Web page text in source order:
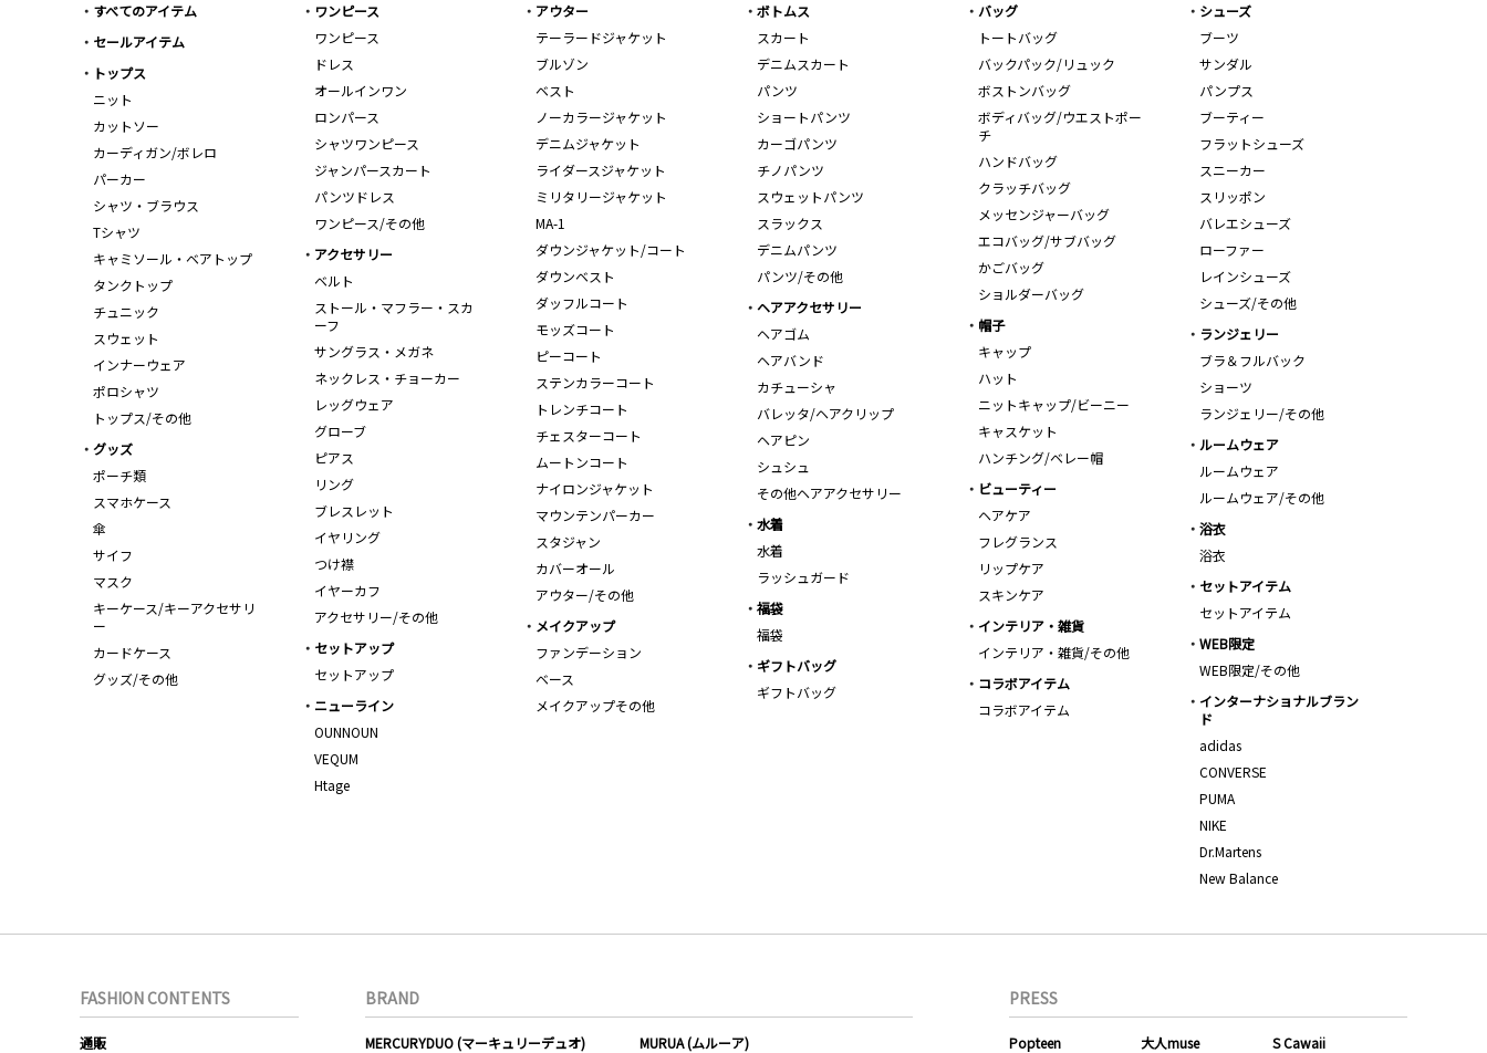
すべてのアイテム
セールアイテム
トップス
ニット
カットソー
カーディガン/ボレロ
パーカー
シャツ・ブラウス
Tシャツ
キャミソール・ベアトップ
タンクトップ
チュニック
スウェット
インナーウェア
ポロシャツ
トップス/その他
ワンピース
ワンピース
ドレス
オールインワン
ロンパース
シャツワンピース
ジャンパースカート
パンツドレス
ワンピース/その他
アウター
テーラードジャケット
ブルゾン
ベスト
ノーカラージャケット
デニムジャケット
ライダースジャケット
ミリタリージャケット
MA-1
ダウンジャケット/コート
ダウンベスト
ダッフルコート
モッズコート
ピーコート
ステンカラーコート
トレンチコート
チェスターコート
ムートンコート
ナイロンジャケット
マウンテンパーカー
スタジャン
カバーオール
アウター/その他
ボトムス
スカート
デニムスカート
パンツ
ショートパンツ
カーゴパンツ
チノパンツ
スウェットパンツ
スラックス
デニムパンツ
パンツ/その他
バッグ
トートバッグ
バックパック/リュック
ボストンバッグ
ボディバッグ/ウエストポー
チ
ハンドバッグ
クラッチバッグ
メッセンジャーバッグ
エコバッグ/サブバッグ
かごバッグ
ショルダーバッグ
シューズ
ブーツ
サンダル
パンプス
ブーティー
フラットシューズ
スニーカー
スリッポン
バレエシューズ
ローファー
レインシューズ
シューズ/その他
アクセサリー
ベルト
ストール・マフラー・スカ
ーフ
サングラス・メガネ
ネックレス・チョーカー
レッグウェア
グローブ
ピアス
リング
ブレスレット
イヤリング
つけ襟
イヤーカフ
アクセサリー/その他
ヘアアクセサリー
ヘアゴム
ヘアバンド
カチューシャ
バレッタ/ヘアクリップ
ヘアピン
シュシュ
その他ヘアアクセサリー
帽子
キャップ
ハット
ニットキャップ/ビーニー
キャスケット
ハンチング/ベレー帽
ランジェリー
ブラ＆フルバック
ショーツ
ランジェリー/その他
ルームウェア
ルームウェア
ルームウェア/その他
グッズ
ポーチ類
スマホケース
傘
サイフ
マスク
キーケース/キーアクセサリ
ー
カードケース
グッズ/その他
ビューティー
ヘアケア
フレグランス
リップケア
スキンケア
水着
水着
ラッシュガード
浴衣
浴衣
セットアイテム
セットアイテム
福袋
福袋
メイクアップ
ファンデーション
ベース
メイクアップその他
インテリア・雑貨
インテリア・雑貨/その他
WEB限定
WEB限定/その他
セットアップ
セットアップ
ギフトバッグ
ギフトバッグ
コラボアイテム
コラボアイテム
インターナショナルブラン
ド
adidas
CONVERSE
PUMA
NIKE
Dr.Martens
New Balance
ニューライン
OUNNOUN
VEQUM
Htage
FASHION CONTENTS
通販
BRAND
MERCURYDUO (マーキュリーデュオ)
MURUA (ムルーア)
PRESS
Popteen 大人muse
S Cawaii